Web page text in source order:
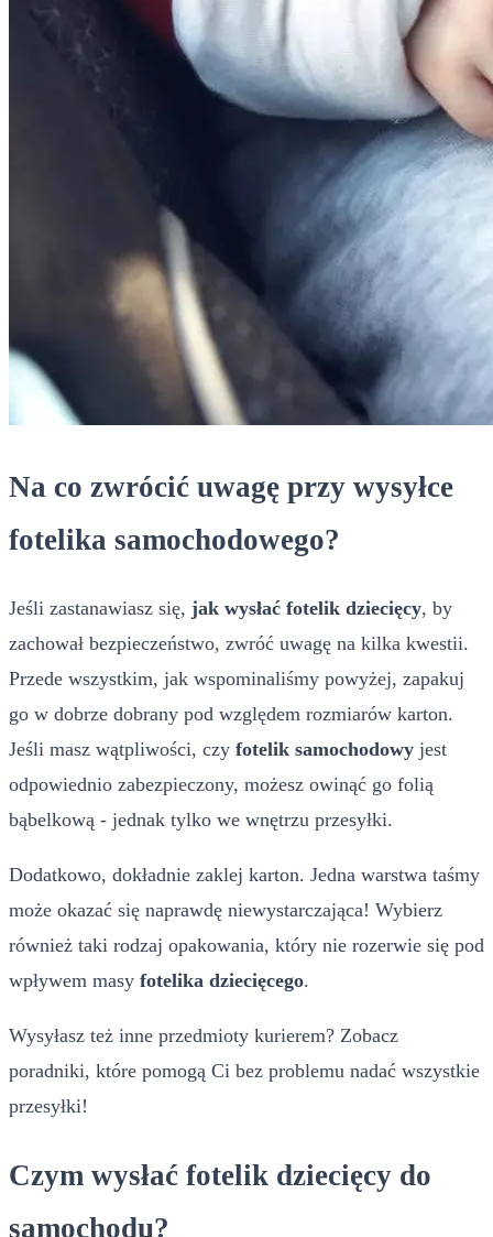
Na co zwrócić uwagę przy wysyłce
fotelika samochodowego?
Jeśli zastanawiasz się, jak wysłać fotelik dziecięcy, by
zachował bezpieczeństwo, zwróć uwagę na kilka kwestii.
Przede wszystkim, jak wspominaliśmy powyżej, zapakuj
go w dobrze dobrany pod względem rozmiarów karton.
Jeśli masz wątpliwości, czy fotelik samochodowy jest
odpowiednio zabezpieczony, możesz owinąć go folią
bąbelkową - jednak tylko we wnętrzu przesyłki.
Dodatkowo, dokładnie zaklej karton. Jedna warstwa taśmy
może okazać się naprawdę niewystarczająca! Wybierz
również taki rodzaj opakowania, który nie rozerwie się pod
wpływem masy fotelika dziecięcego.
Wysyłasz też inne przedmioty kurierem? Zobacz
poradniki, które pomogą Ci bez problemu nadać wszystkie
przesyłki!
Czym wysłać fotelik dziecięcy do
samochodu?